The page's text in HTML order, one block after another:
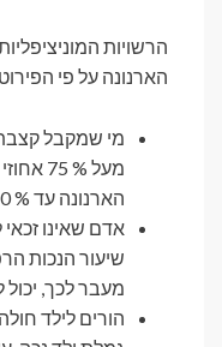
הרשויות
הארנונה על פי
מי שמקבל קצבת
מעל %
הארנונה עד % 80 .
אדם שאינו
מעבר לכך, יכול
הורים לילד